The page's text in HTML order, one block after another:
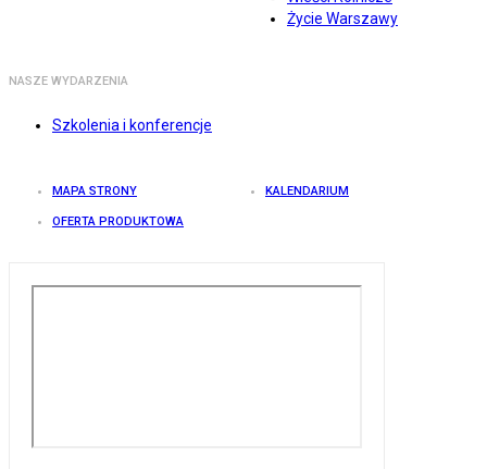
Życie Warszawy
NASZE WYDARZENIA
Szkolenia i konferencje
MAPA STRONY KALENDARIUM
OFERTA PRODUKTOWA